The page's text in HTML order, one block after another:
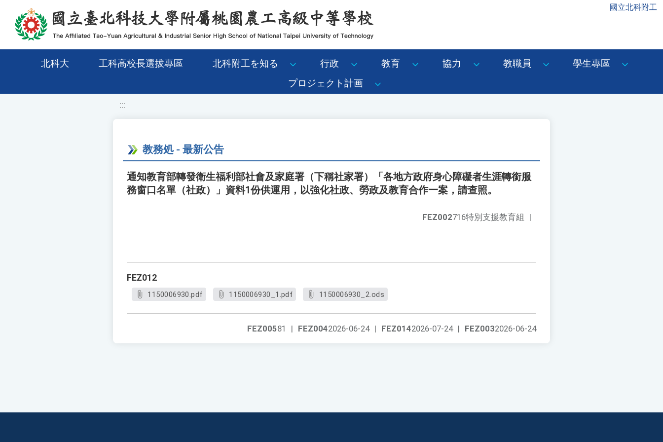
移至網頁之主要內容區位置 國立北科附工
北科大 工科高校長選拔專區 北科附工を知る 行政 教育 協力 教職員
學生專區
プロジェクト計画
:::
教務処 - 最新公告
通知教育部轉發衛生福利部社會及家庭署（下稱社家署）「各地方政府身心障礙者生涯轉銜服
務窗口名單（社政）」資料1份供運用，以強化社政、勞政及教育合作一案，請查照。
FEZ002716特別支援教育組 |
FEZ012
1150006930.pdf 1150006930_1.pdf 1150006930_2.ods
FEZ0032026-06-24
FEZ0142026-07-24 |
FEZ0042026-06-24 |
FEZ00581 |